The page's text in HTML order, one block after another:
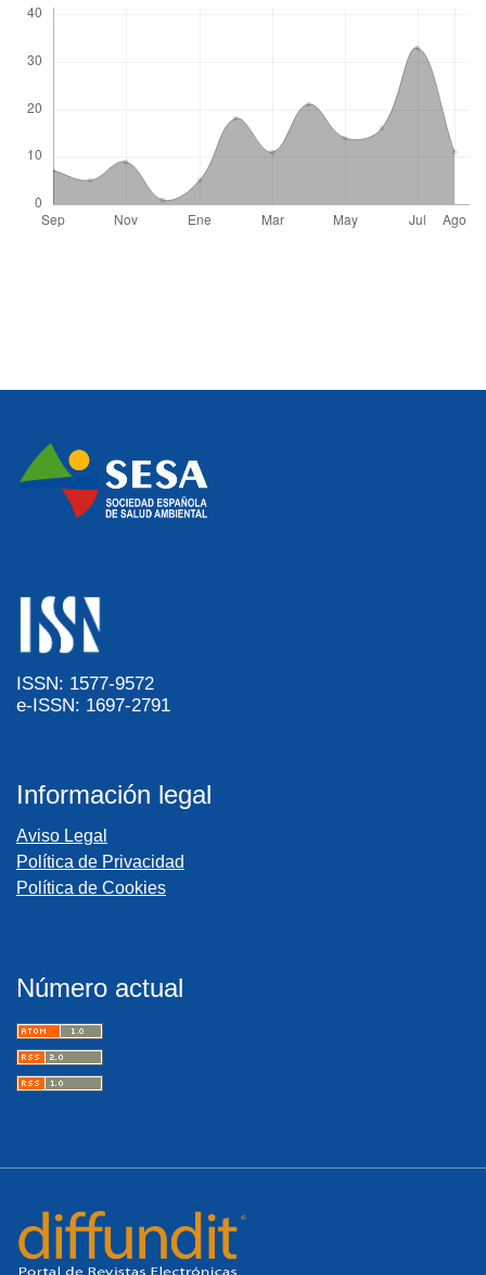
ISSN: 1577-9572
e-ISSN: 1697-2791
Información legal
Aviso Legal
Política de Privacidad
Política de Cookies
Número actual